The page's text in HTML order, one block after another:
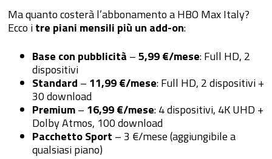
Ma quanto costerà l’abbonamento a HBO Max Italy?
Ecco itre piani mensili più un add-on:
Base con pubblicità –5,99 €/mese: Full HD, 2
dispositivi
Standard – 11,99 €/mese: Full HD, 2 dispositivi +
30 download
Premium– 16,99 €/mese: 4 dispositivi, 4K UHD +
Dolby Atmos, 100 download
Pacchetto Sport – 3 €/mese (aggiungibile a
qualsiasi piano)